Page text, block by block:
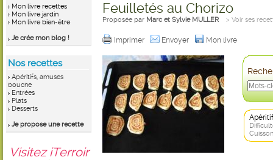
Mon livre recettes
Mon livre jardin
Mon livre bien-être
Je crée mon blog !
Nos recettes
Apéritifs, amuses
bouche
Entrées
Plats
Desserts
Je propose une recette
Visitez iTerroir
Feuilletés au Chorizo
Proposée par Marc et Sylvie MULLER > Voir ses
Imprimer Envoyer Mon livre